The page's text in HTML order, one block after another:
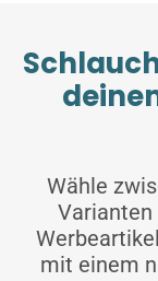
Wähle
Varianten
mit einem